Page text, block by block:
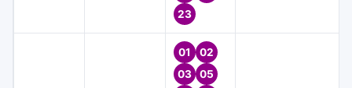
23
01
02
03
05